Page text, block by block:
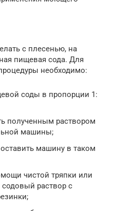
с плесенью, на
пищевая сода. Для
необходимо:
соды в пропорции 1:
полученным раствором
машины;
машину в таком
чистой тряпки или
содовый раствор с